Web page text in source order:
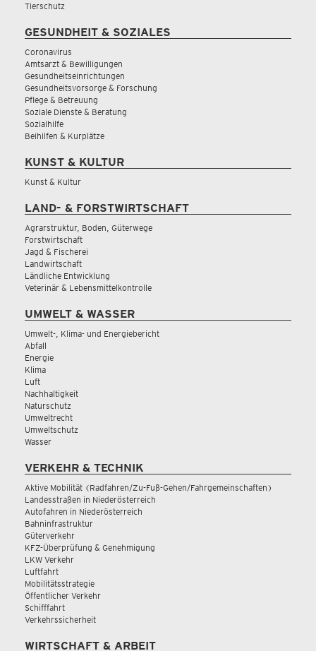
Tierschutz
GESUNDHEIT & SOZIALES
Coronavirus
Amtsarzt & Bewilligungen
Gesundheitseinrichtungen
Gesundheitsvorsorge & Forschung
Pflege & Betreuung
Soziale Dienste & Beratung
Sozialhilfe
Beihilfen & Kurplätze
KUNST & KULTUR
Kunst & Kultur
LAND- & FORSTWIRTSCHAFT
Agrarstruktur, Boden, Güterwege
Forstwirtschaft
Jagd & Fischerei
Landwirtschaft
Ländliche Entwicklung
Veterinär & Lebensmittelkontrolle
UMWELT & WASSER
Umwelt-, Klima- und Energiebericht
Abfall
Energie
Klima
Luft
Nachhaltigkeit
Naturschutz
Umweltrecht
Umweltschutz
Wasser
VERKEHR & TECHNIK
Aktive Mobilität (Radfahren/Zu-Fuß-Gehen/Fahrgemeinschaften)
Landesstraßen in Niederösterreich
Autofahren in Niederösterreich
Bahninfrastruktur
Güterverkehr
KFZ-Überprüfung & Genehmigung
LKW Verkehr
Luftfahrt
Mobilitätsstrategie
Öffentlicher Verkehr
Schifffahrt
Verkehrssicherheit
WIRTSCHAFT & ARBEIT